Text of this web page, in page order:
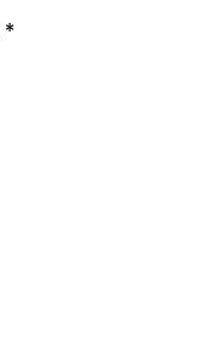
*Обязательно